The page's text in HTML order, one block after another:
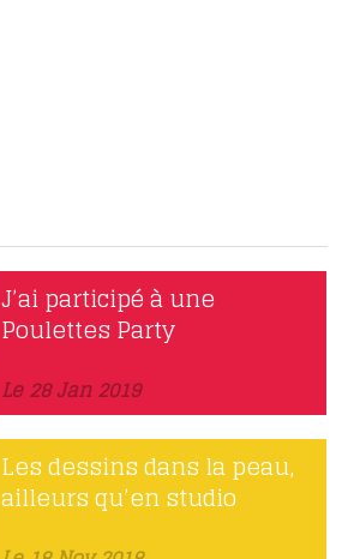
J’ai participé à une
Poulettes Party
Le 28 Jan 2019
Les dessins dans la peau,
ailleurs qu’en studio